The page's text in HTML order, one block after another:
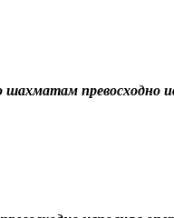
превосходно